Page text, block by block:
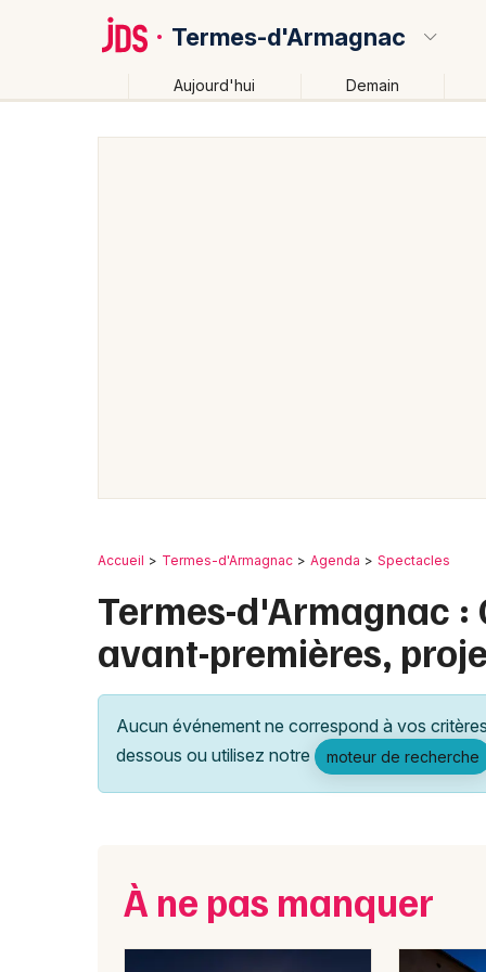
Termes-d'Armagnac
Aujourd'hui Demain
Accueil Termes-d'Armagnac Agenda Spectacles
Termes-d'Armagnac
avant-premières,
Aucun événement ne correspond à vos
dessous ou utilisez notre
moteur de recherche
À ne pas manquer